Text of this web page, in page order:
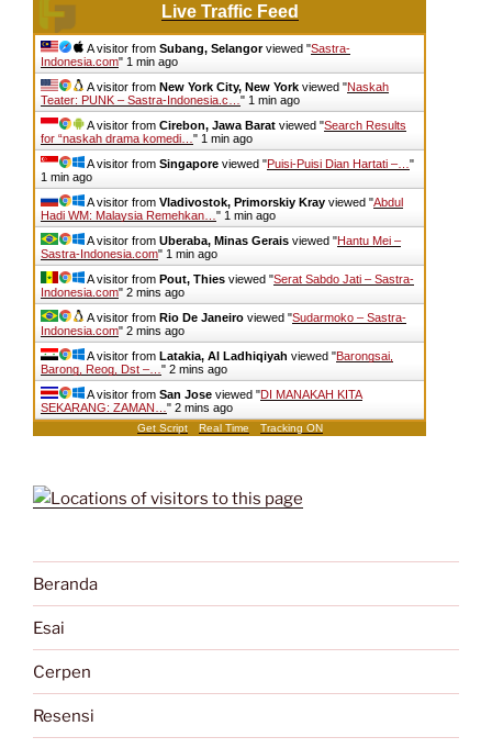
Live Traffic Feed
A visitor from Subang, Selangorviewed "Sastra-
Indonesia.com" 1 min ago
A visitor from New York City, New York viewed "Naskah
Teater: PUNK – Sastra-Indonesia.c… " 1 min ago
A visitor from Cirebon, Jawa Barat viewed "Search Results
for “naskah drama komedi… " 1 min ago
A visitor from Singapore viewed "Puisi-Puisi Dian Hartati –… "
1 min ago
A visitor from Vladivostok, Primorskiy Kray viewed "Abdul
Hadi WM: Malaysia Remehkan… " 1 min ago
A visitor from Uberaba, Minas Gerais viewed "Hantu Mei –
Sastra-Indonesia.com" 1 min ago
A visitor from Pout, Thies viewed "Serat Sabdo Jati – Sastra-
Indonesia.com" 2 mins ago
A visitor from Rio De Janeiro viewed "Sudarmoko – Sastra-
Indonesia.com" 2 mins ago
A visitor from Latakia, Al Ladhiqiyah viewed "Barongsai,
Barong, Reog, Dst –… " 2 mins ago
A visitor from San Jose viewed "DI MANAKAH KITA
SEKARANG: ZAMAN… " 2 mins ago
Get Script Real Time Tracking ON
Beranda
Esai
Cerpen
Resensi